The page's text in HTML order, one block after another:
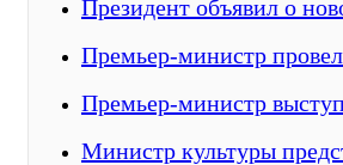
Президент объявил о
Премьер-министр
Премьер-министр
Министр культуры